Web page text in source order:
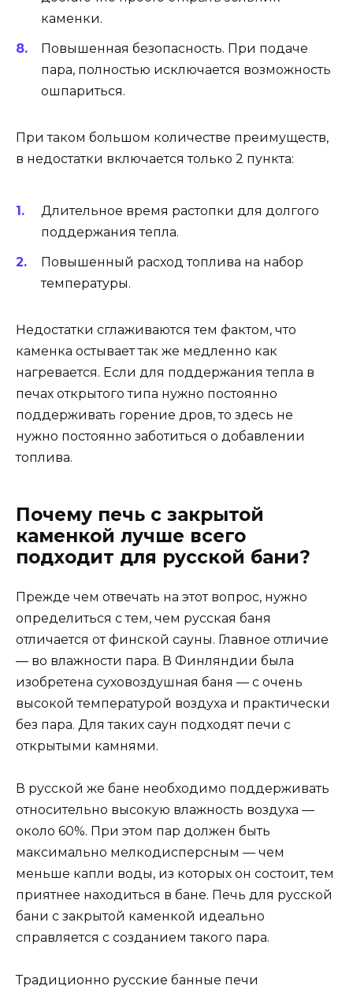
каменки.
Повышенная безопасность. При подаче
пара, полностью исключается возможность
ошпариться.
При таком большом количестве преимуществ,
в недостатки включается только 2 пункта:
Длительное время растопки для долгого
поддержания тепла.
Повышенный расход топлива на набор
температуры.
Недостатки сглаживаются тем фактом, что
каменка остывает так же медленно как
нагревается. Если для поддержания тепла в
печах открытого типа нужно постоянно
поддерживать горение дров, то здесь не
нужно постоянно заботиться о добавлении
топлива.
Почему печь с закрытой
каменкой лучше всего
подходит для русской бани?
Прежде чем отвечать на этот вопрос, нужно
определиться с тем, чем русская баня
отличается от финской сауны. Главное отличие
— во влажности пара. В Финляндии была
изобретена суховоздушная баня — с очень
высокой температурой воздуха и практически
без пара. Для таких саун подходят печи с
открытыми камнями.
В русской же бане необходимо поддерживать
относительно высокую влажность воздуха —
около 60%. При этом пар должен быть
максимально мелкодисперсным — чем
меньше капли воды, из которых он состоит, тем
приятнее находиться в бане. Печь для русской
бани с закрытой каменкой идеально
справляется с созданием такого пара.
Традиционно русские банные печи